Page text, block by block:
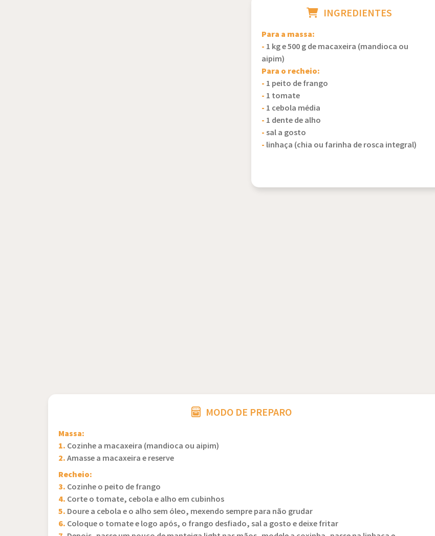
INGREDIENTES
Para a massa:
- 1 kg e 500 g de macaxeira (mandioca ou
aipim)
Para o recheio:
- 1 peito de frango
- 1 tomate
- 1 cebola média
- 1 dente de alho
- sal a gosto
- linhaça (chia ou farinha de rosca integral)
MODO DE PREPARO
Massa:
1. Cozinhe a macaxeira (mandioca ou aipim)
2.Amasse a macaxeira e reserve
Recheio:
3. Cozinhe o peito de frango
4. Corte o tomate, cebola e alho em cubinhos
5. Doure a cebola e o alho sem óleo, mexendo sempre para não grudar
6. Coloque o tomate e logo após, o frango desfiado, sal a gosto e deixe fritar